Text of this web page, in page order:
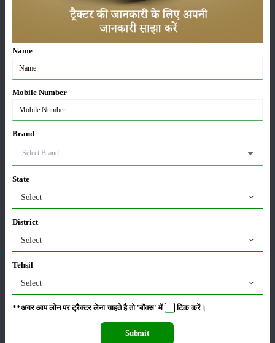
कीटनाशक पशुपालन
कृषि यंत्र समाचार
सम्पादकीय
भारत की पहली सूखा-सहिष्णु बासमती किस्म
सीताफल की खेती कैसे करें: होगी लाखों रुपए की कमाई
21-May-2026
Name
Mobile Number
Brand
State
Select
District
Select
Tehsil
Select
**अगर आप लोन पर ट्रैक्टर लेना चाहते है तो 'बॉक्स' में टिककरें।
Submit